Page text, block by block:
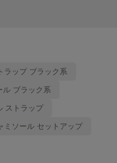
ラップ ブラック系
ル ブラック系
ストラップ
ミソール セットアップ